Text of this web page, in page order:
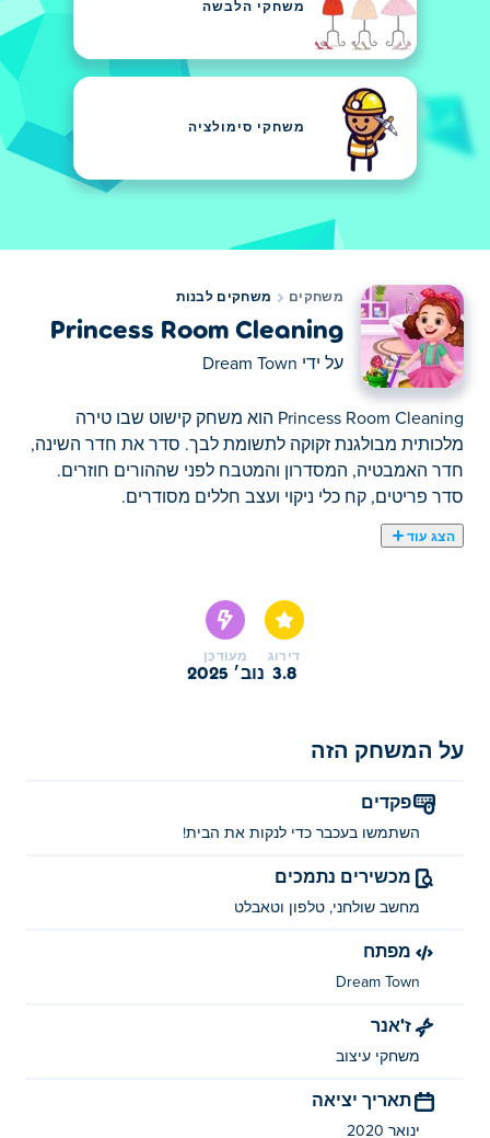
משחקי הלבשה
משחקי סימולציה
משחקים משחקים לבנות
Princess Room Cleaning
על ידי Dream Town
Princess Room Cleaning הוא משחק קישוט שבו טירה
מלכותית מבולגנת זקוקה לתשומת לבך. סדר את חדר השינה,
חדר האמבטיה, המסדרון והמטבח לפני שההורים חוזרים.
סדר פריטים, קח כלי ניקוי ועצב חללים מסודרים.
הצג עוד
דירוג
3.8
מְעוּדכָּן
נוב׳ 2025
על המשחק הזה
פקדים
השתמשו בעכבר כדי לנקות את הבית!
מכשירים נתמכים
מחשב שולחני, טלפון וטאבלט
מפתח
Dream Town
ז'אנר
משחקי עיצוב
תאריך יציאה
ינואר 2020